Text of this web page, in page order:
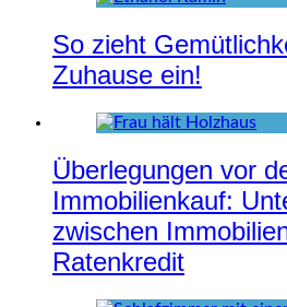
So zieht
Zuhause ein!
Überlegungen vor
Immobilienkauf:
zwischen
Ratenkredit